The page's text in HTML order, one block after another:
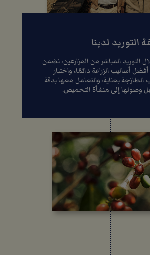
التوريد لدينا
التوريد المباشر من المزارعين، نضمن
أساليب الزراعة دائمًا، واختيار
الطازجة بعناية، والتعامل معها بدقة
وصولها إلى منشأة التحميص.